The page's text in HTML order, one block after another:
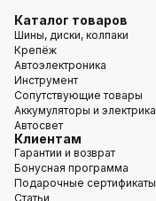
Каталог товаров
Шины, диски, колпаки
Крепёж
Автоэлектроника
Инструмент
Сопутствующие товары
Аккумуляторы и электрика
Автосвет
Клиентам
Гарантии и возврат
Бонусная программа
Подарочные сертификаты
Статьи